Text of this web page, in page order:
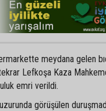
meydana gelen
Lefkoşa Kaza
emri verildi.
görüşülen